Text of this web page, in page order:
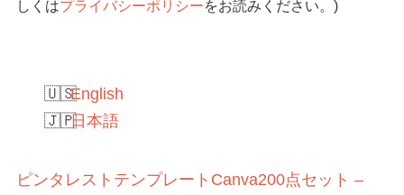
しくはプライバシーポリシーをお読みください。)
English
日本語
ピンタレストテンプレートCanva200点セット –